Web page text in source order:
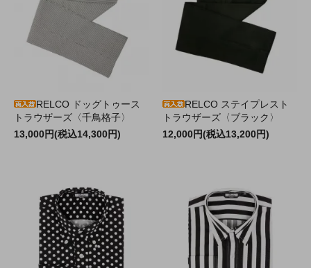
RELCO ドッグトゥース
トラウザーズ〈千鳥格子〉
13,000円(税込14,300円)
RELCO ステイプレスト
トラウザーズ〈ブラック〉
12,000円(税込13,200円)